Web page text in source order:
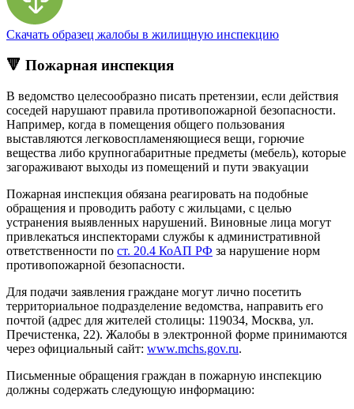
Скачать образец жалобы в жилищную инспекцию
🔻 Пожарная инспекция
В ведомство целесообразно писать претензии, если действия
соседей нарушают правила противопожарной безопасности.
Например, когда в помещения общего пользования
выставляются легковоспламеняющиеся вещи, горючие
вещества либо крупногабаритные предметы (мебель), которые
загораживают выходы из помещений и пути эвакуации
Пожарная инспекция обязана реагировать на подобные
обращения и проводить работу с жильцами, с целью
устранения выявленных нарушений. Виновные лица могут
привлекаться инспекторами службы к административной
ответственности по ст. 20.4 КоАП РФ за нарушение норм
противопожарной безопасности.
Для подачи заявления граждане могут лично посетить
территориальное подразделение ведомства, направить его
почтой (адрес для жителей столицы: 119034, Москва, ул.
Пречистенка, 22). Жалобы в электронной форме принимаются
через официальный сайт: www.mchs.gov.ru.
Письменные обращения граждан в пожарную инспекцию
должны содержать следующую информацию: